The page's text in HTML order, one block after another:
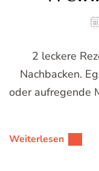
2 leckere
Nachbacken.
oder aufregende
Weiterlesen